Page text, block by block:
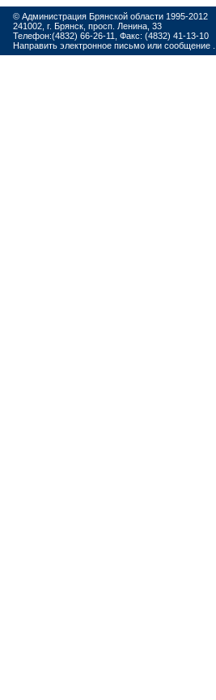
© Администрация Брянской области 1995-2012
241002, г. Брянск, просп. Ленина, 33
Телефон:(4832) 66-26-11, Факс: (4832) 41-13-10
Направить электронное письмо или сообщение ...